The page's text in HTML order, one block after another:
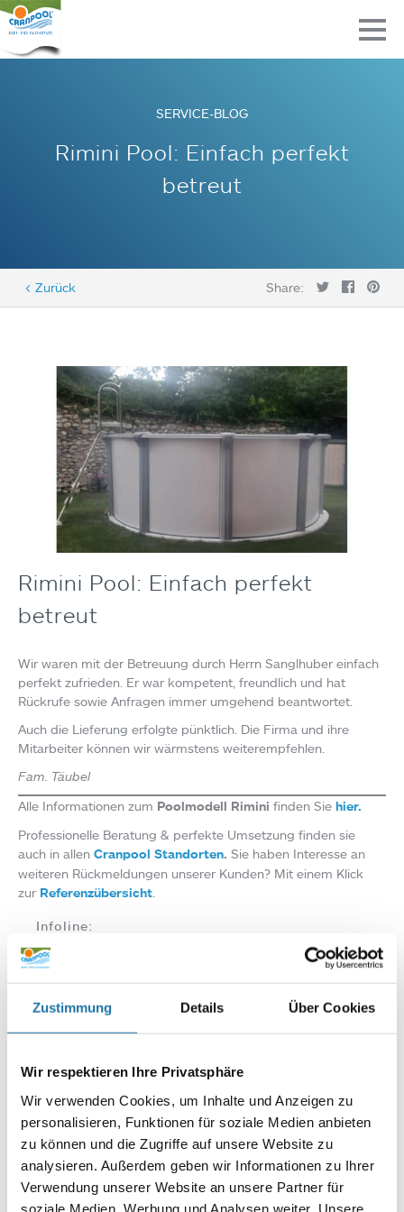
Zustimmung Details Über Cookies
Wir respektieren Ihre Privatsphäre
Wir verwenden Cookies, um Inhalte und Anzeigen zu
personalisieren, Funktionen für soziale Medien anbieten
zu können und die Zugriffe auf unsere Website zu
analysieren. Außerdem geben wir Informationen zu Ihrer
Verwendung unserer Website an unsere Partner für
soziale Medien, Werbung und Analysen weiter. Unsere
SERVICE-BLOG
Rimini Pool: Einfach perfekt
betreut
< Zurück Share:
Rimini Pool: Einfach perfekt
betreut
Wir waren mit der Betreuung durch Herrn Sanglhuber einfach
perfekt zufrieden. Er war kompetent, freundlich und hat
Rückrufe sowie Anfragen immer umgehend beantwortet.
Auch die Lieferung erfolgte pünktlich. Die Firma und ihre
Mitarbeiter können wir wärmstens weiterempfehlen.
Fam. Täubel
Alle Informationen zum Poolmodell Rimini finden Sie hier.
Professionelle Beratung & perfekte Umsetzung finden sie
auch in allen Cranpool Standorten. Sie haben Interesse an
weiteren Rückmeldungen unserer Kunden? Mit einem Klick
zur Referenzübersicht
Infoline:
Robert Sanglhuber